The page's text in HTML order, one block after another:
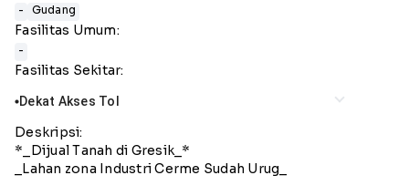
- ⁠Gudang
Fasilitas Umum:
-
Fasilitas Sekitar:
lens Dekat Akses Tol
Deskripsi:
*_Dijual Tanah di Gresik_*
_Lahan zona Industri Cerme Sudah Urug_